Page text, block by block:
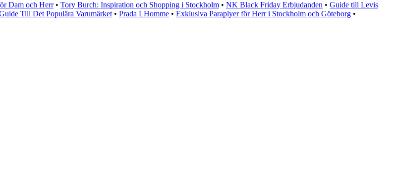
Dam och Herr• Tory Burch: Inspiration och Shopping i Stockholm • NK Black Friday Erbjudanden • Guide till Levis
Till Det Populära Varumärket • Prada LHomme • Exklusiva Paraplyer för Herr i Stockholm och Göteborg •